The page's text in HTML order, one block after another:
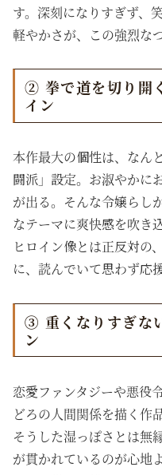
す。深刻になりすぎず、
軽やかさが、この強烈な
② 拳で道を切り開
イン
本作最大の個性は、なん
闘派」設定。お淑やかに
が出る。そんな令嬢らし
なテーマに爽快感を吹き
ヒロイン像とは正反対の
に、読んでいて思わず応
③ 重くなりすぎな
ン
恋愛ファンタジーや悪役
どろの人間関係を描く作
そうした湿っぽさとは無
が貫かれているのが心地